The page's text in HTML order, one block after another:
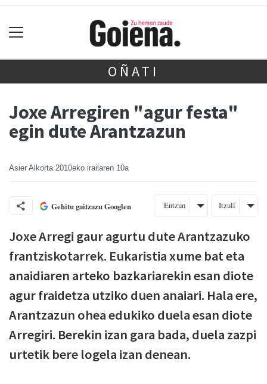
OÑATI
Joxe Arregiren "agur festa"
egin dute Arantzazun
Asier Alkorta 2010eko irailaren 10a
Gehitu gaitzazu Googlen Entzun Itzuli
Joxe Arregi gaur agurtu dute Arantzazuko
frantziskotarrek. Eukaristia xume bat eta
anaidiaren arteko bazkariarekin esan diote
agur fraidetza utziko duen anaiari. Hala ere,
Arantzazun ohea edukiko duela esan diote
Arregiri. Berekin izan gara bada, duela zazpi
urtetik bere logela izan denean.